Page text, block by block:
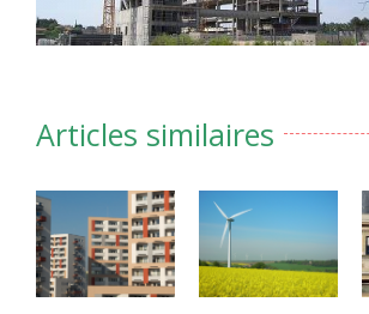
Articles similaires